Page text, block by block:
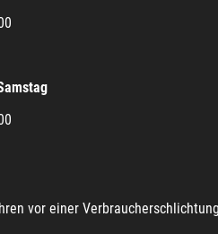
vor einer